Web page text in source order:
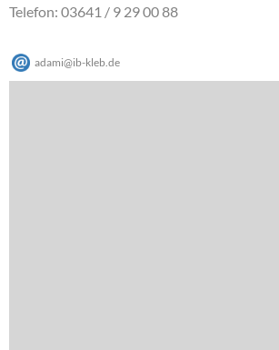
Telefon: 03641 / 9 29 00 88
adami@ib-kleb de